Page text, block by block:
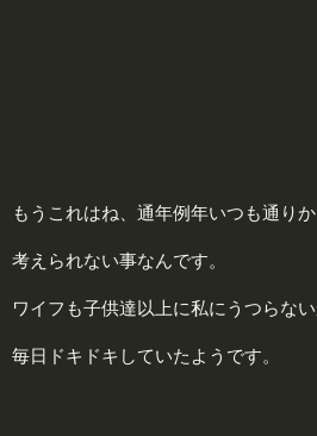
もうこれはね、通年例年いつも通り
考えられない事なんです。
ワイフも子供達以上に私にうつらな
毎日ドキドキしていたようです。